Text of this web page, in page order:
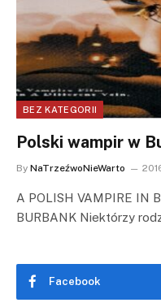
BEZ KATEGORII
Polski wampir w
By NaTrzeźwoNieWarto
A POLISH VAMPIRE IN
BURBANK Niektórzy
Facebook